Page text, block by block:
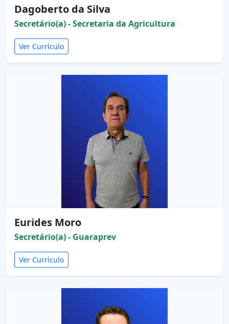
Dagoberto da Silva
Secretário(a) - Secretaria da Agricultura
Ver Currículo
Eurides Moro
Secretário(a) - Guaraprev
Ver Currículo